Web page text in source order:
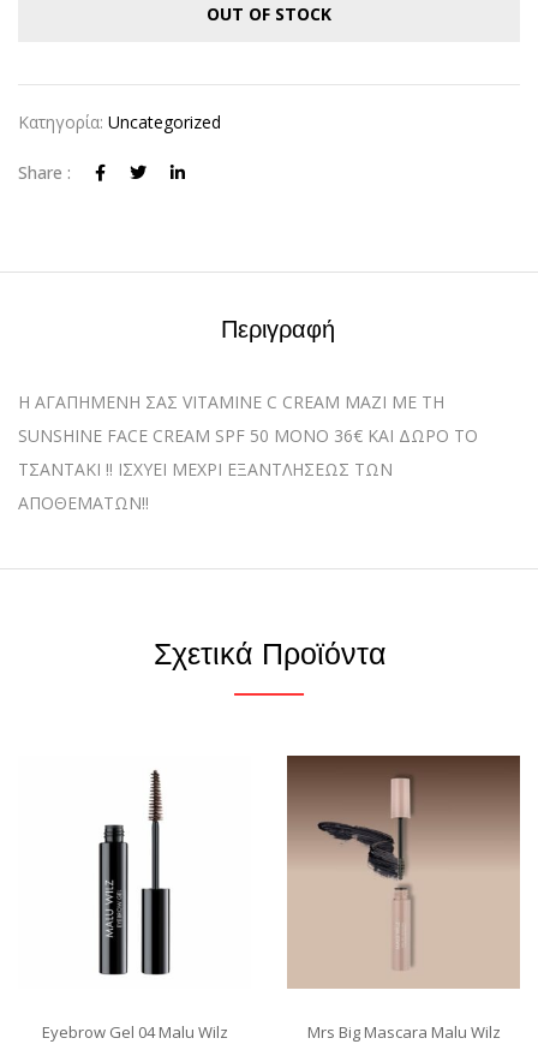
OUT OF STOCK
Κατηγορία: Uncategorized
Share :
Περιγραφή
Η ΑΓΑΠΗΜΕΝΗ ΣΑΣ VITAMINE C CREAM MAZI ME TH
SUNSHINE FACE CREAM SPF 50 ΜΟΝΟ 36€ ΚΑΙ ΔΩΡΟ ΤΟ
ΤΣΑΝΤΑΚΙ !! ΙΣΧΥΕΙ ΜΕΧΡΙ ΕΞΑΝΤΛΗΣΕΩΣ ΤΩΝ
ΑΠΟΘΕΜΑΤΩΝ!!
Σχετικά Προϊόντα
Eyebrow Gel 04 Malu Wilz Mrs Big Mascara Malu Wilz